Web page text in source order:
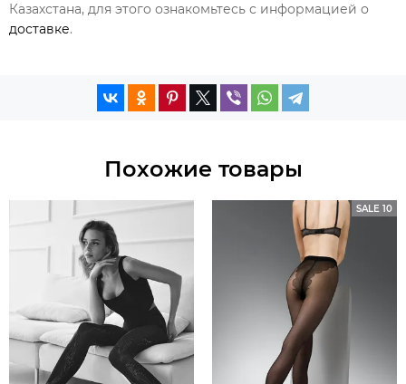
Казахстана, для этого ознакомьтесь с информацией о
доставке.
Похожие товары
SALE 10